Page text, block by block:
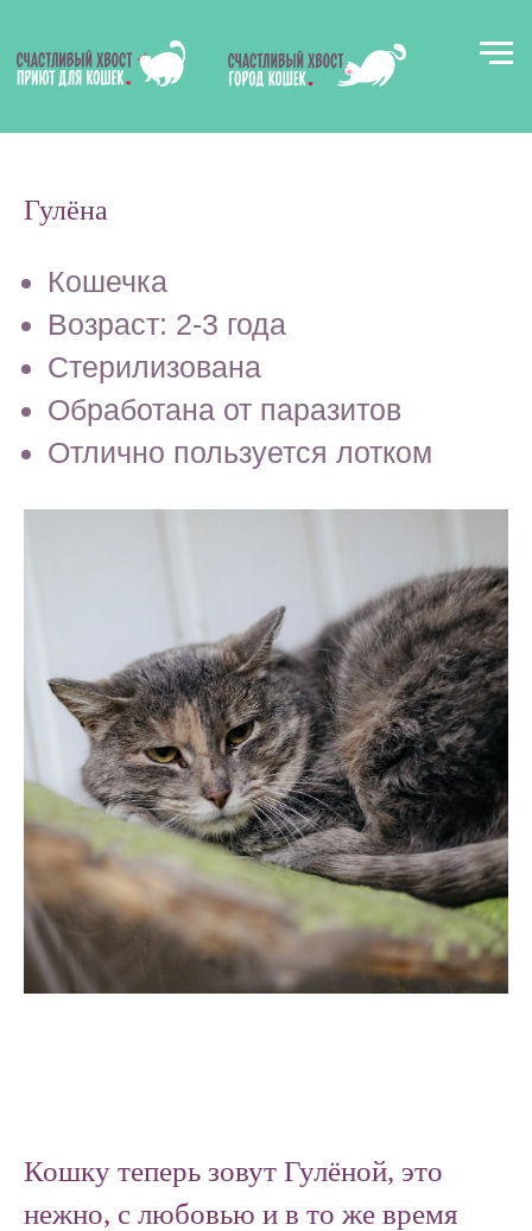
Гулёна
Кошечка
Возраст: 2-3 года
Стерилизована
Обработана от паразитов
Отлично пользуется лотком
Кошку теперь зовут Гулёной, это
нежно, с любовью и в то же время